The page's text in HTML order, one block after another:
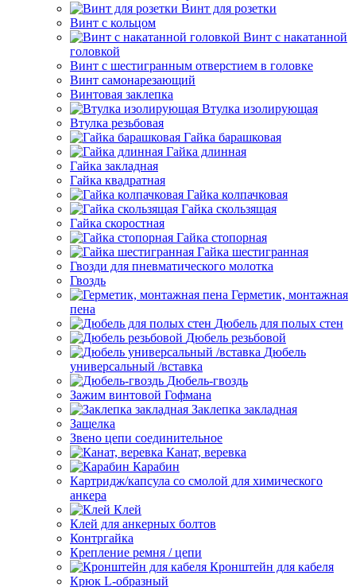
Винт для розетки
Винт с кольцом
Винт с накатанной
головкой
Винт с шестигранным отверстием в головке
Винт самонарезающий
Винтовая заклепка
Втулка изолирующая
Втулка резьбовая
Гайка барашковая
Гайка длинная
Гайка закладная
Гайка квадратная
Гайка колпачковая
Гайка скользящая
Гайка скоростная
Гайка стопорная
Гайка шестигранная
Гвозди для пневматического молотка
Гвоздь
Герметик, монтажная
пена
Дюбель для полых стен
Дюбель резьбовой
Дюбель
универсальный /вставка
Дюбель-гвоздь
Зажим винтовой Гофмана
Заклепка закладная
Защелка
Звено цепи соединительное
Канат, веревка
Карабин
Картридж/капсула со смолой для химического
анкера
Клей
Клей для анкерных болтов
Контргайка
Крепление ремня / цепи
Кронштейн для кабеля
Крюк L-образный